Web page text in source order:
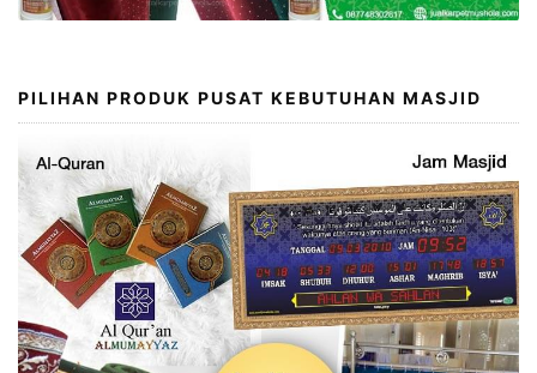
PILIHAN PRODUK PUSAT KEBUTUHAN MASJID